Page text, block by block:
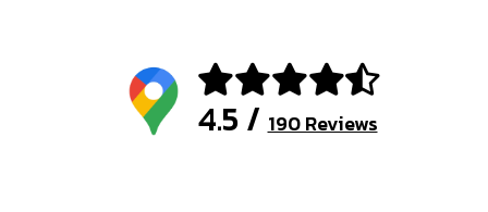
4.5 /190 Reviews